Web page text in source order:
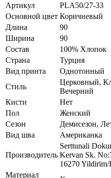
Артикул
PLA50/27-33
Основной цвет Коричневый
Длина
90
Ширина
90
Состав
100% Хлопок
Страна
Турция
Вид принта
Однотонный
Стиль
Церковный,
Вечерний
Кисти
Нет
Пол
Женский
Сезон
Демисезон,
Вид шва
Американка
Производитель
Serttunali
Kervan Sk.
16270
Материал